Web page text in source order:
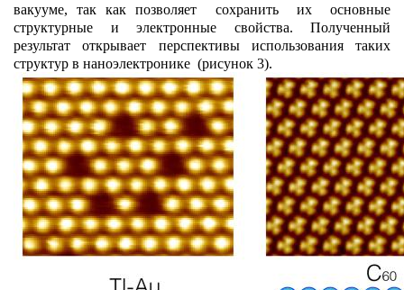
вакууме, так как позволяет сохранить их основные
структурные и электронные свойства. Полученный
результат открывает перспективы использования таких
структур в наноэлектронике (рисунок 3).